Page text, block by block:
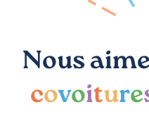
Nous
covoiture